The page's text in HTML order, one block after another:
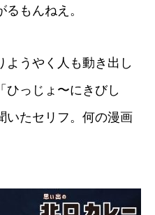
もんねえ。
ようやく人も動き出し
ひっじょ〜にきびし
いたセリフ。何の漫画